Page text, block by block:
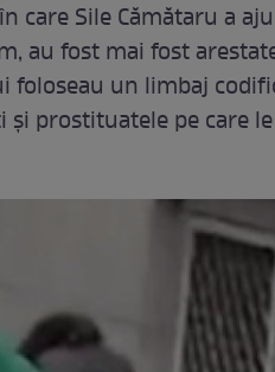
care Sile Cămătaru a
au fost mai fost
foloseau un limbaj
prostituatele pe care